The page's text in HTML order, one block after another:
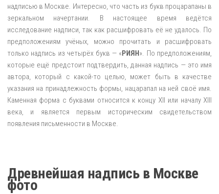
надписью в Москве. Интересно, что часть из букв процарапаны в
зеркальном начертании. В настоящее время ведётся
исследование надписи, так как расшифровать её не удалось. По
предположениям учёных, можно прочитать и расшифровать
только надпись из четырёх букв — «РИЯН». По предположениям,
которые ещё предстоит подтвердить, данная надпись — это имя
автора, который с какой-то целью, может быть в качестве
указания на принадлежность формы, нацарапал на ней своё имя.
Каменная форма с буквами относится к концу XII или началу XIII
века, и является первым историческим свидетельством
появления письменности в Москве.
Древнейшая надпись в Москве
фото